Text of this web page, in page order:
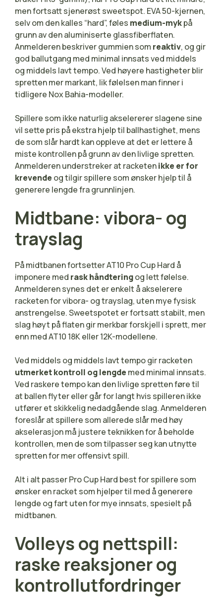
men fortsatt sjenerøst sweetspot. EVA 50-kjernen,
selv om den kalles “hard”, føles medium-mykpå
grunn av den aluminiserte glassfiberflaten.
Anmelderen beskriver gummien som reaktiv, og gir
god ballutgang med minimal innsats ved middels
og middels lavt tempo. Ved høyere hastigheter blir
spretten mer markant, lik følelsen man finner i
tidligere Nox Bahia-modeller.
Spillere som ikke naturlig akselererer slagene sine
vil sette pris på ekstra hjelp til ballhastighet, mens
de som slår hardt kan oppleve at det er lettere å
miste kontrollen på grunn av den livlige spretten.
Anmelderen understreker at racketenikke er for
krevende og tilgir spillere som ønsker hjelp til å
generere lengde fra grunnlinjen.
Midtbane: vibora- og
trayslag
På midtbanen fortsetter AT10 Pro Cup Hard å
imponere med rask håndteringog lett følelse.
Anmelderen synes det er enkelt å akselerere
racketen for vibora- og trayslag, uten mye fysisk
anstrengelse. Sweetspotet er fortsatt stabilt, men
slag høyt på flaten gir merkbar forskjell i sprett, mer
enn med AT10 18K eller 12K-modellene.
Ved middels og middels lavt tempo gir racketen
utmerket kontroll og lengde med minimal innsats.
Ved raskere tempo kan den livlige spretten føre til
at ballen flyter eller går for langt hvis spilleren ikke
utfører et skikkelig nedadgående slag. Anmelderen
foreslår at spillere som allerede slår med høy
akselerasjon må justere teknikken for å beholde
kontrollen, men de som tilpasser seg kan utnytte
spretten for mer offensivt spill.
Alt i alt passer Pro Cup Hard best for spillere som
ønsker en racket som hjelper til med å generere
lengde og fart uten for mye innsats, spesielt på
midtbanen.
Volleys og nettspill:
raske reaksjoner og
kontrollutfordringer